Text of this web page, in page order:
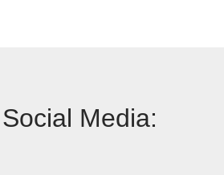
Social Media: